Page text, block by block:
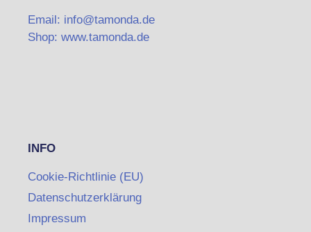
Email: info@tamonda.de
Shop: www.tamonda.de
INFO
Cookie-Richtlinie (EU)
Datenschutzerklärung
Impressum